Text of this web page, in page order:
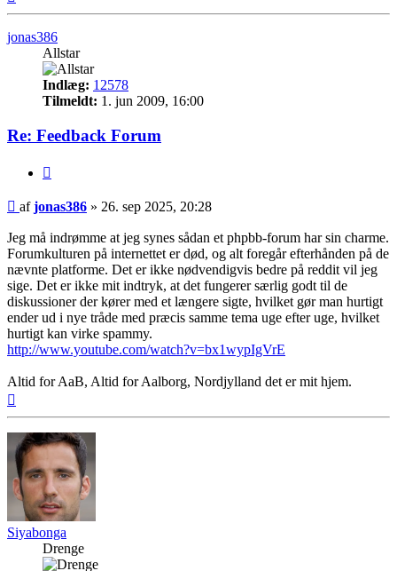
jonas386
Allstar
Indlæg: 12578
Tilmeldt: 1. jun 2009, 16:00
Re: Feedback Forum
Indlæg
afjonas386 » 26. sep 2025, 20:28
Jeg må indrømme at jeg synes sådan et phpbb-forum har sin charme.
Forumkulturen på internettet er død, og alt foregår efterhånden på de
nævnte platforme. Det er ikke nødvendigvis bedre på reddit vil jeg
sige. Det er ikke mit indtryk, at det fungerer særlig godt til de
diskussioner der kører med et længere sigte, hvilket gør man hurtigt
ender ud i nye tråde med præcis samme tema uge efter uge, hvilket
hurtigt kan virke spammy.
http://www.youtube.com/watch?v=bx1wypIgVrE
Altid for AaB, Altid for Aalborg, Nordjylland det er mit hjem.
Siyabonga
Drenge